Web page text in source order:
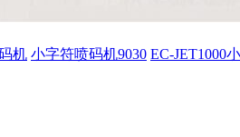
机 小字符喷码机9030 EC-JET1000